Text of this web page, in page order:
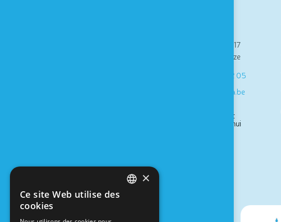
Place de l'Eglise, 17
B-6660 Houffalize
+32 061 28 92 05
info@houtopia.be
Ouvert
aujourd'hui
×
Ce site Web utilise des
cookies